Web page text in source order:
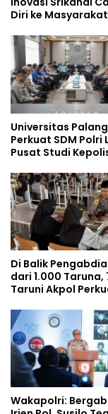
Diri ke Masyarakat
Universitas
Perkuat SDM Polri
Pusat Studi
Di Balik
dari 1.000 Taruna,
Taruni Akpol
Siswa Sekolah
Wakapolri: